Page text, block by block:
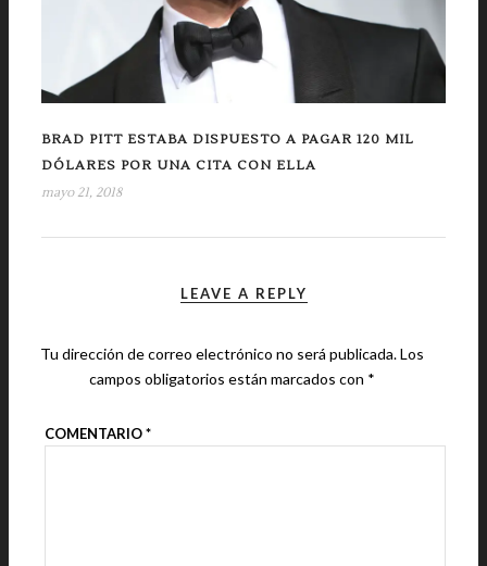
BRAD PITT ESTABA DISPUESTO A PAGAR 120 MIL
DÓLARES POR UNA CITA CON ELLA
mayo 21, 2018
LEAVE A REPLY
Tu dirección de correo electrónico no será publicada.Los
campos obligatorios están marcados con *
COMENTARIO*